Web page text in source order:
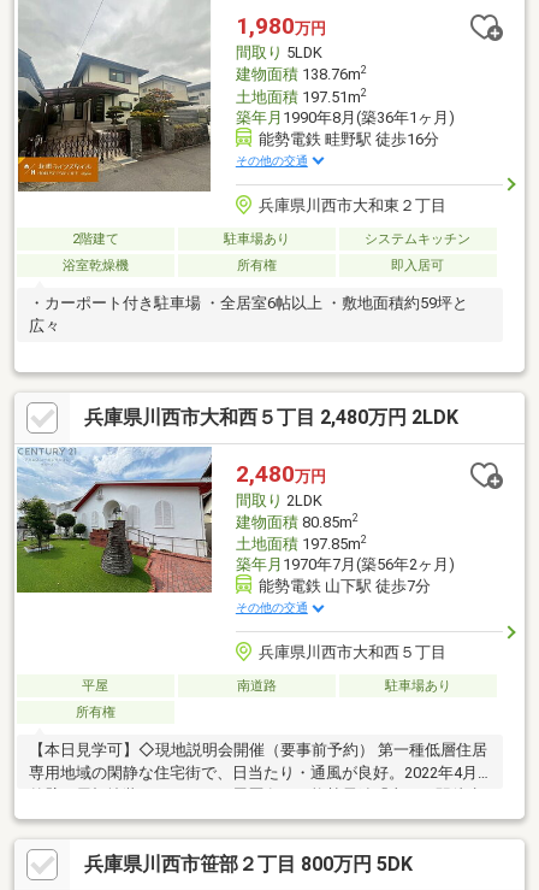
1,980万円
間取り 5LDK
建物面積138.76m2
土地面積197.51m2
築年月 1990年8月(築36年1ヶ月)
能勢電鉄 畦野駅 徒歩16分
その他の交通
兵庫県川西市大和東２丁目
2階建て 駐車場あり
システムキッチン
浴室乾燥機
所有権 即入居可
・カーポート付き駐車場 ・全居室6帖以上 ・敷地面積約59坪と
広々
兵庫県川西市大和西５丁目 2,480万円 2LDK
2,480万円
間取り 2LDK
建物面積80.85m2
土地面積197.85m2
築年月 1970年7月(築56年2ヶ月)
能勢電鉄 山下駅 徒歩7分
その他の交通
兵庫県川西市大和西５丁目
平屋 南道路
駐車場あり
所有権
【本日見学可】◇現地説明会開催（要事前予約） 第一種低層住居
専用地域の閑静な住宅街で、日当たり・通風が良好。2022年4月
分。
兵庫県川西市笹部２丁目 800万円 5DK